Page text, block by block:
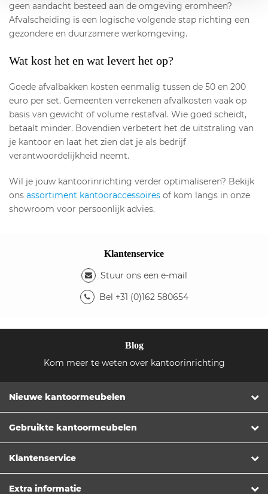
geen aandacht besteed aan de omgeving eromheen?
Afvalscheiding is een logische volgende stap richting een
gezondere en duurzamere werkomgeving.
Wat kost het en wat levert het op?
Goede afvalbakken kosten eenmalig tussen de 50 en 200
euro per set. Gemeenten verrekenen afvalkosten vaak op
basis van gewicht of volume restafval. Wie goed scheidt,
betaalt minder. Bovendien verbetert het de uitstraling van
je kantoor en laat het zien dat je als bedrijf
verantwoordelijkheid neemt.
Wil je jouw kantoorinrichting verder optimaliseren? Bekijk
ons assortiment kantooraccessoires of kom langs in onze
showroom voor persoonlijk advies.
Klantenservice
Stuur ons een e-mail
Bel +31 (0)162 580654
Blog
Kom meer te weten over kantoorinrichting
Nieuwe kantoormeubelen
Gebruikte kantoormeubelen
Klantenservice
Extra informatie